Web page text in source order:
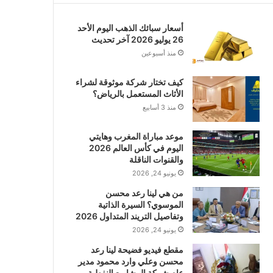
أسعار سبائك الذهب اليوم الأحد
26 يوليو 2026 آخر تحديث
منذ أسبوعين
كيف تختار شركة موثوقة لشراء
الأثاث المستعمل بالرياض؟
منذ 3 أسابيع
موعد مباراة المغرب وهايتي
اليوم في كأس العالم 2026
والقنوات الناقلة
يونيو 24, 2026
من هي لينا رعد محسن
الموسوي؟ السيرة الذاتية
وتفاصيل التريند المتداول 2026
يونيو 24, 2026
مقطع فيديو فضيحة لينا رعد
محسن وعلي وارد محمود مدير